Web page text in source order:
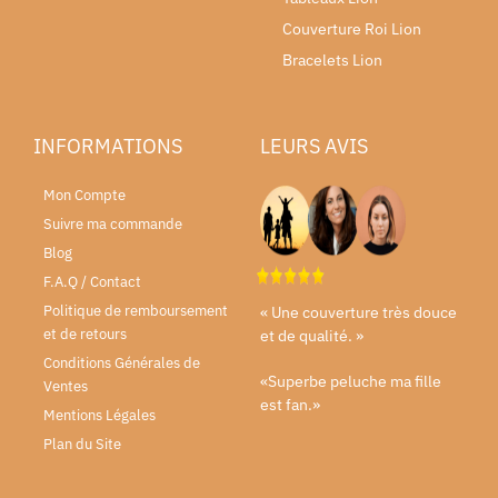
Couverture Roi Lion
Bracelets Lion
INFORMATIONS
Mon Compte
Suivre ma commande
Blog
F.A.Q / Contact
Politique de remboursement
et de retours
Conditions Générales de
Ventes
Mentions Légales
Plan du Site
LEURS AVIS
« Une couverture très douce
et de qualité. »
«Superbe peluche ma fille
est fan.»